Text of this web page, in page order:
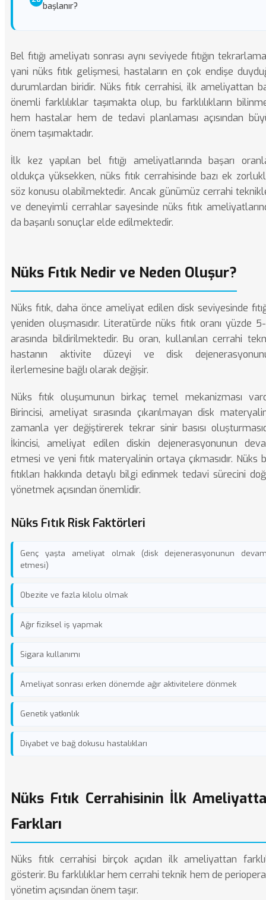
başlanır?
Bel fıtığı ameliyatı sonrası aynı seviyede fıtığın
yani nüks fıtık gelişmesi, hastaların en çok endişe
durumlardan biridir. Nüks fıtık cerrahisi, ilk ameliyattan
önemli farklılıklar taşımakta olup, bu farklılıkların
hem hastalar hem de tedavi planlaması açısından
önem taşımaktadır.
İlk kez yapılan bel fıtığı ameliyatlarında başarı
oldukça yüksekken, nüks fıtık cerrahisinde bazı ek
söz konusu olabilmektedir. Ancak günümüz cerrahi
ve deneyimli cerrahlar sayesinde nüks fıtık
da başarılı sonuçlar elde edilmektedir.
Nüks Fıtık Nedir ve Neden Oluşur?
Nüks fıtık, daha önce ameliyat edilen disk seviyesinde
yeniden oluşmasıdır. Literatürde nüks fıtık oranı yüzde
arasında bildirilmektedir. Bu oran, kullanılan cerrahi
hastanın aktivite düzeyi ve disk
ilerlemesine bağlı olarak değişir.
Nüks fıtık oluşumunun birkaç temel mekanizması
Birincisi, ameliyat sırasında çıkarılmayan disk
zamanla yer değiştirerek tekrar sinir basısı
İkincisi, ameliyat edilen diskin dejenerasyonunun
etmesi ve yeni fıtık materyalinin ortaya çıkmasıdır. Nüks
fıtıkları hakkında detaylı bilgi edinmek tedavi sürecini
yönetmek açısından önemlidir.
Nüks Fıtık Risk Faktörleri
Genç yaşta ameliyat olmak (disk dejenerasyonunun
etmesi)
Obezite ve fazla kilolu olmak
Ağır fiziksel iş yapmak
Sigara kullanımı
Ameliyat sonrası erken dönemde ağır aktivitelere dönmek
Genetik yatkınlık
Diyabet ve bağ dokusu hastalıkları
Nüks Fıtık Cerrahisinin İlk
Farkları
Nüks fıtık cerrahisi birçok açıdan ilk ameliyattan
gösterir. Bu farklılıklar hem cerrahi teknik hem de
yönetim açısından önem taşır.